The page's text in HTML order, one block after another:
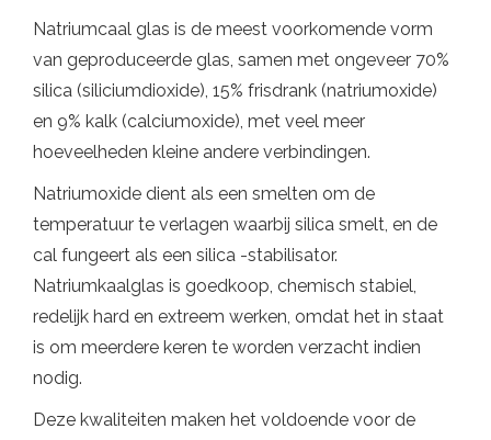
Natriumcaal glas is de meest voorkomende vorm
van geproduceerde glas, samen met ongeveer 70%
silica (siliciumdioxide), 15% frisdrank (natriumoxide)
en 9% kalk (calciumoxide), met veel meer
hoeveelheden kleine andere verbindingen.
Natriumoxide dient als een smelten om de
temperatuur te verlagen waarbij silica smelt, en de
cal fungeert als een silica -stabilisator.
Natriumkaalglas is goedkoop, chemisch stabiel,
redelijk hard en extreem werken, omdat het in staat
is om meerdere keren te worden verzacht indien
nodig.
Deze kwaliteiten maken het voldoende voor de